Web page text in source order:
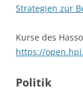
Strategien zur
Kurse des
https://
Politik